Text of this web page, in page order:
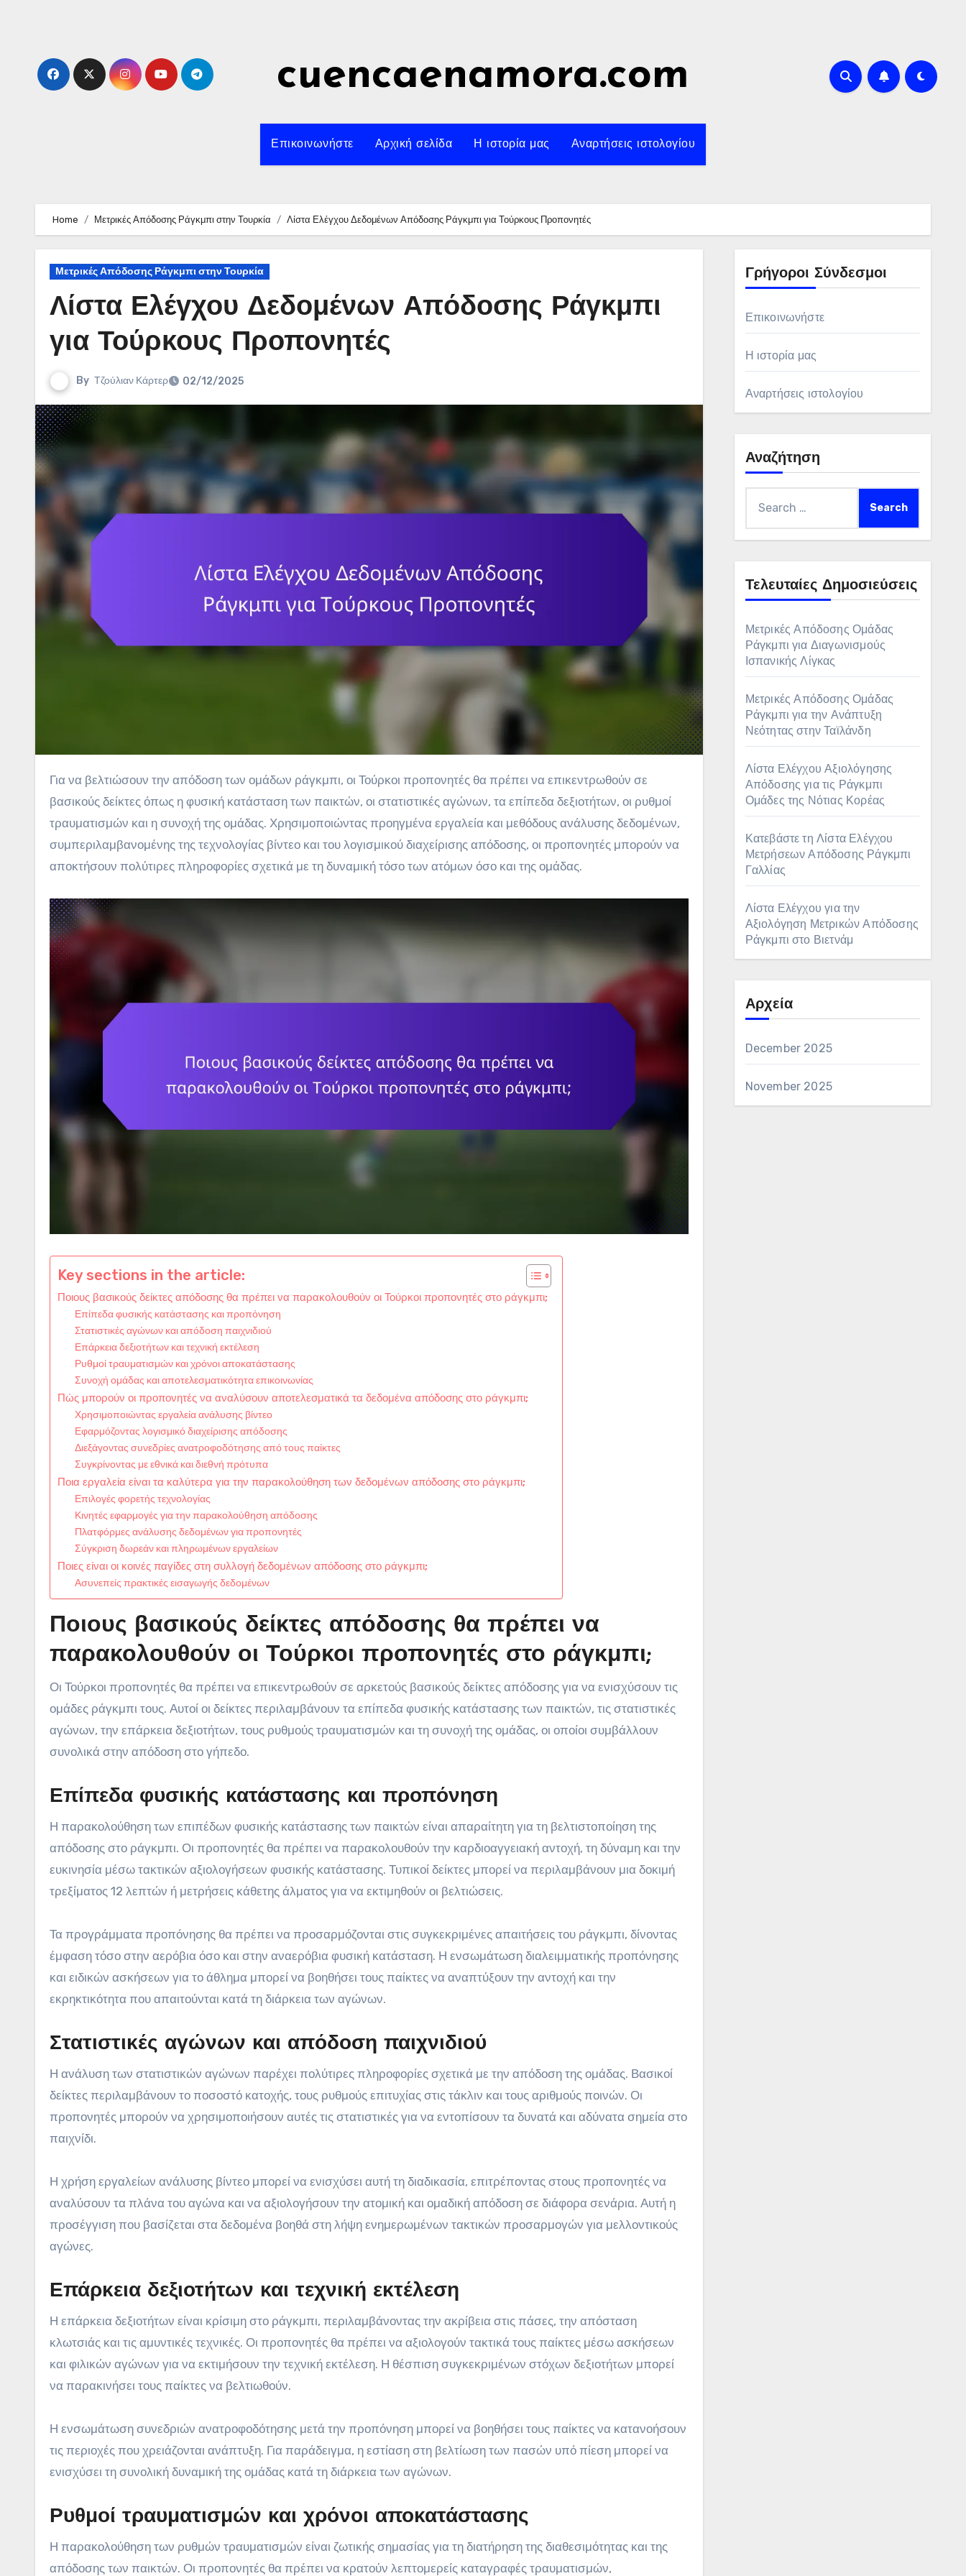
cuencaenamora.com
Επικοινωνήστε Αρχική σελίδα Η ιστορία μας Αναρτήσεις ιστολογίου
Home Μετρικές Απόδοσης Ράγκμπι στην Τουρκία Λίστα Ελέγχου Δεδομένων Απόδοσης Ράγκμπι για Τούρκους Προπονητές
Μετρικές Απόδοσης Ράγκμπι στην Τουρκία
Λίστα Ελέγχου Δεδομένων Απόδοσης Ράγκμπι
για Τούρκους Προπονητές
By Τζούλιαν Κάρτερ 02/12/2025
Για να βελτιώσουν την απόδοση των ομάδων ράγκμπι, οι Τούρκοι προπονητές θα πρέπει να επικεντρωθούν σε
βασικούς δείκτες όπως η φυσική κατάσταση των παικτών, οι στατιστικές αγώνων, τα επίπεδα δεξιοτήτων, οι ρυθμοί
τραυματισμών και η συνοχή της ομάδας. Χρησιμοποιώντας προηγμένα εργαλεία και μεθόδους ανάλυσης δεδομένων,
συμπεριλαμβανομένης της τεχνολογίας βίντεο και του λογισμικού διαχείρισης απόδοσης, οι προπονητές μπορούν να
αποκτήσουν πολύτιρες πληροφορίες σχετικά με τη δυναμική τόσο των ατόμων όσο και της ομάδας.
Key sections in the article:
Ποιους βασικούς δείκτες απόδοσης θα πρέπει να παρακολουθούν οι Τούρκοι προπονητές στο ράγκμπι;
Επίπεδα φυσικής κατάστασης και προπόνηση
Στατιστικές αγώνων και απόδοση παιχνιδιού
Επάρκεια δεξιοτήτων και τεχνική εκτέλεση
Ρυθμοί τραυματισμών και χρόνοι αποκατάστασης
Συνοχή ομάδας και αποτελεσματικότητα επικοινωνίας
Πώς μπορούν οι προπονητές να αναλύσουν αποτελεσματικά τα δεδομένα απόδοσης στο ράγκμπι;
Χρησιμοποιώντας εργαλεία ανάλυσης βίντεο
Εφαρμόζοντας λογισμικό διαχείρισης απόδοσης
Διεξάγοντας συνεδρίες ανατροφοδότησης από τους παίκτες
Συγκρίνοντας με εθνικά και διεθνή πρότυπα
Ποια εργαλεία είναι τα καλύτερα για την παρακολούθηση των δεδομένων απόδοσης στο ράγκμπι;
Επιλογές φορετής τεχνολογίας
Κινητές εφαρμογές για την παρακολούθηση απόδοσης
Πλατφόρμες ανάλυσης δεδομένων για προπονητές
Σύγκριση δωρεάν και πληρωμένων εργαλείων
Ποιες είναι οι κοινές παγίδες στη συλλογή δεδομένων απόδοσης στο ράγκμπι;
Ασυνεπείς πρακτικές εισαγωγής δεδομένων
Ποιους βασικούς δείκτες απόδοσης θα πρέπει να
παρακολουθούν οι Τούρκοι προπονητές στο ράγκμπι;
Οι Τούρκοι προπονητές θα πρέπει να επικεντρωθούν σε αρκετούς βασικούς δείκτες απόδοσης για να ενισχύσουν τις
ομάδες ράγκμπι τους. Αυτοί οι δείκτες περιλαμβάνουν τα επίπεδα φυσικής κατάστασης των παικτών, τις στατιστικές
αγώνων, την επάρκεια δεξιοτήτων, τους ρυθμούς τραυματισμών και τη συνοχή της ομάδας, οι οποίοι συμβάλλουν
συνολικά στην απόδοση στο γήπεδο.
Επίπεδα φυσικής κατάστασης και προπόνηση
Η παρακολούθηση των επιπέδων φυσικής κατάστασης των παικτών είναι απαραίτητη για τη βελτιστοποίηση της
απόδοσης στο ράγκμπι. Οι προπονητές θα πρέπει να παρακολουθούν την καρδιοαγγειακή αντοχή, τη δύναμη και την
ευκινησία μέσω τακτικών αξιολογήσεων φυσικής κατάστασης. Τυπικοί δείκτες μπορεί να περιλαμβάνουν μια δοκιμή
τρεξίματος 12 λεπτών ή μετρήσεις κάθετης άλματος για να εκτιμηθούν οι βελτιώσεις.
Τα προγράμματα προπόνησης θα πρέπει να προσαρμόζονται στις συγκεκριμένες απαιτήσεις του ράγκμπι, δίνοντας
έμφαση τόσο στην αερόβια όσο και στην αναερόβια φυσική κατάσταση. Η ενσωμάτωση διαλειμματικής προπόνησης
και ειδικών ασκήσεων για το άθλημα μπορεί να βοηθήσει τους παίκτες να αναπτύξουν την αντοχή και την
εκρηκτικότητα που απαιτούνται κατά τη διάρκεια των αγώνων.
Στατιστικές αγώνων και απόδοση παιχνιδιού
Η ανάλυση των στατιστικών αγώνων παρέχει πολύτιρες πληροφορίες σχετικά με την απόδοση της ομάδας. Βασικοί
δείκτες περιλαμβάνουν το ποσοστό κατοχής, τους ρυθμούς επιτυχίας στις τάκλιν και τους αριθμούς ποινών. Οι
προπονητές μπορούν να χρησιμοποιήσουν αυτές τις στατιστικές για να εντοπίσουν τα δυνατά και αδύνατα σημεία στο
παιχνίδι.
Η χρήση εργαλείων ανάλυσης βίντεο μπορεί να ενισχύσει αυτή τη διαδικασία, επιτρέποντας στους προπονητές να
αναλύσουν τα πλάνα του αγώνα και να αξιολογήσουν την ατομική και ομαδική απόδοση σε διάφορα σενάρια. Αυτή η
προσέγγιση που βασίζεται στα δεδομένα βοηθά στη λήψη ενημερωμένων τακτικών προσαρμογών για μελλοντικούς
αγώνες.
Επάρκεια δεξιοτήτων και τεχνική εκτέλεση
Η επάρκεια δεξιοτήτων είναι κρίσιμη στο ράγκμπι, περιλαμβάνοντας την ακρίβεια στις πάσες, την απόσταση
κλωτσιάς και τις αμυντικές τεχνικές. Οι προπονητές θα πρέπει να αξιολογούν τακτικά τους παίκτες μέσω ασκήσεων
και φιλικών αγώνων για να εκτιμήσουν την τεχνική εκτέλεση. Η θέσπιση συγκεκριμένων στόχων δεξιοτήτων μπορεί
να παρακινήσει τους παίκτες να βελτιωθούν.
Η ενσωμάτωση συνεδριών ανατροφοδότησης μετά την προπόνηση μπορεί να βοηθήσει τους παίκτες να κατανοήσουν
τις περιοχές που χρειάζονται ανάπτυξη. Για παράδειγμα, η εστίαση στη βελτίωση των πασών υπό πίεση μπορεί να
ενισχύσει τη συνολική δυναμική της ομάδας κατά τη διάρκεια των αγώνων.
Ρυθμοί τραυματισμών και χρόνοι αποκατάστασης
Η παρακολούθηση των ρυθμών τραυματισμών είναι ζωτικής σημασίας για τη διατήρηση της διαθεσιμότητας και της
απόδοσης των παικτών. Οι προπονητές θα πρέπει να κρατούν λεπτομερείς καταγραφές τραυματισμών,
Γρήγοροι Σύνδεσμοι
Επικοινωνήστε
Η ιστορία μας
Αναρτήσεις ιστολογίου
Αναζήτηση
for:
Τελευταίες Δημοσιεύσεις
Μετρικές Απόδοσης Ομάδας
Ράγκμπι για Διαγωνισμούς
Ισπανικής Λίγκας
Μετρικές Απόδοσης Ομάδας
Ράγκμπι για την Ανάπτυξη
Νεότητας στην Ταϊλάνδη
Λίστα Ελέγχου Αξιολόγησης
Απόδοσης για τις Ράγκμπι
Ομάδες της Νότιας Κορέας
Κατεβάστε τη Λίστα Ελέγχου
Μετρήσεων Απόδοσης Ράγκμπι
Γαλλίας
Λίστα Ελέγχου για την
Αξιολόγηση Μετρικών Απόδοσης
Ράγκμπι στο Βιετνάμ
Αρχεία
December 2025
November 2025